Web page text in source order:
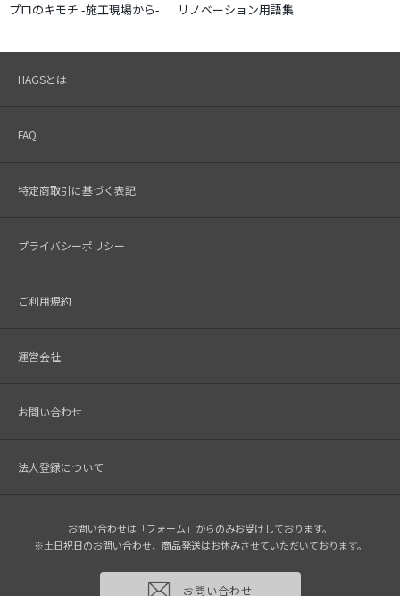
プロのキモチ -施工現場から-
リノベーション用語集
HAGSとは
FAQ
特定商取引に基づく表記
プライバシーポリシー
ご利用規約
運営会社
お問い合わせ
法人登録について
お問い合わせは「フォーム」からのみお受けしております。
※土日祝日のお問い合わせ、商品発送はお休みさせていただいております。
お問い合わせ